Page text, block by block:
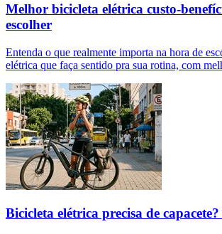
Melhor bicicleta elétrica custo-
escolher
Entenda o que realmente importa na hora de
elétrica que faça sentido pra sua rotina, com
Bicicleta elétrica precisa de